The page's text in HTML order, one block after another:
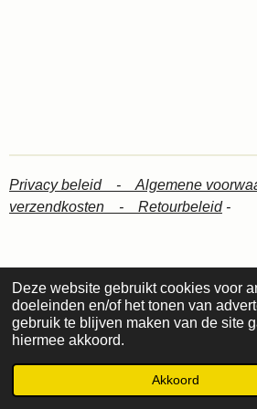
Deze website gebruikt cookies voor
doeleinden en/of het tonen van
gebruik te blijven maken van de site
hiermee akkoord.
Akkoord
Privacy beleid - Algemene
verzendkosten - Retourbeleid-
© 2024 Lotus mineral visagie
Powered byJouwWeb
Telefoonnummer